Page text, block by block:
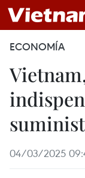
ECONOMÍA
04/03/2025